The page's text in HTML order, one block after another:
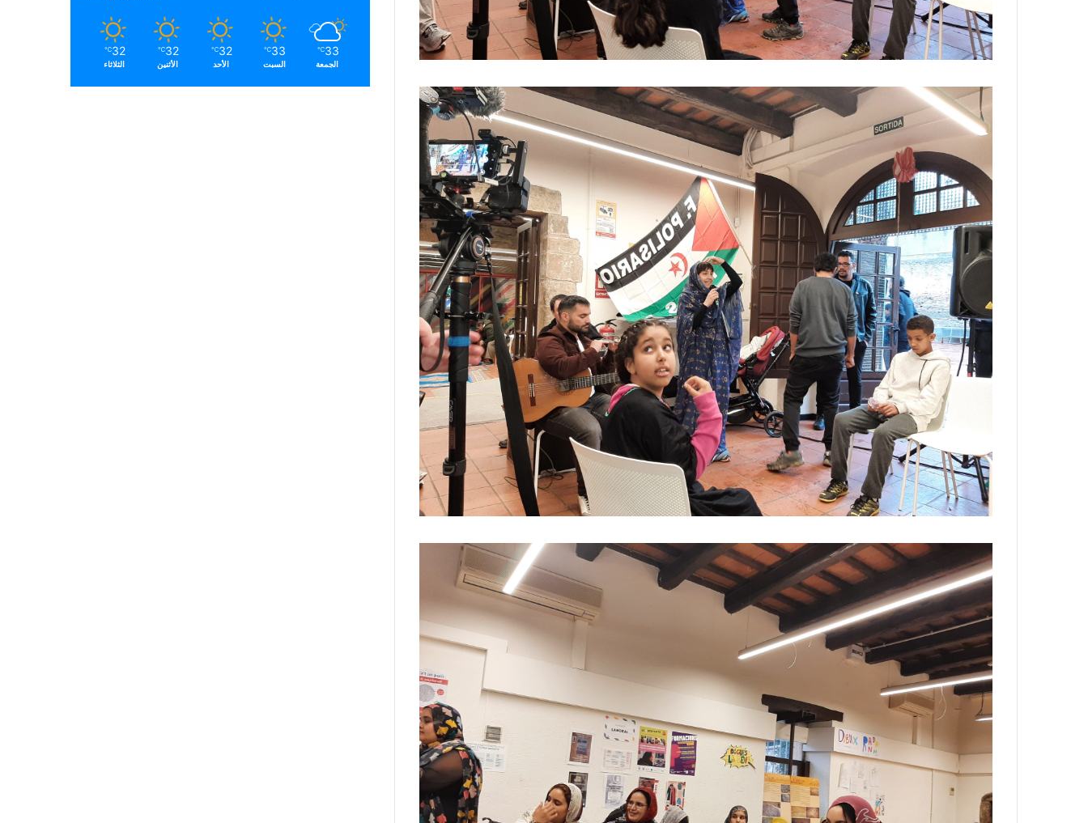
33
℃
الجمعة
33
℃
السبت
32
℃
الأحد
32
℃
الأثنين
32
℃
الثلاثاء